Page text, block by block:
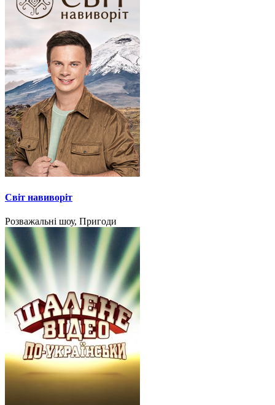
Світ навиворіт
Розважальні шоу, Пригоди